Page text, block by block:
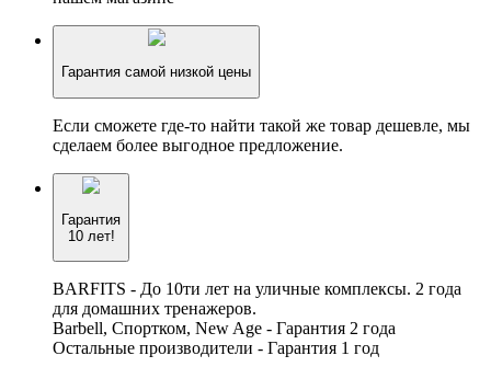
Гарантия самой низкой цены
Если сможете где-то найти такой же товар дешевле, мы
сделаем более выгодное предложение.
Гарантия
10 лет!
BARFITS - До 10ти лет на уличные комплексы. 2 года
для домашних тренажеров.
Barbell, Спортком, New Age - Гарантия 2 года
Остальные производители - Гарантия 1 год